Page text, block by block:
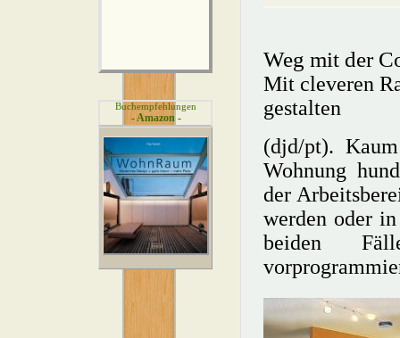
Buchempfehlungen
- Amazon -
Weg mit der
Mit cleveren
gestalten
(djd/pt).
Wohnung
der
werden oder
beiden